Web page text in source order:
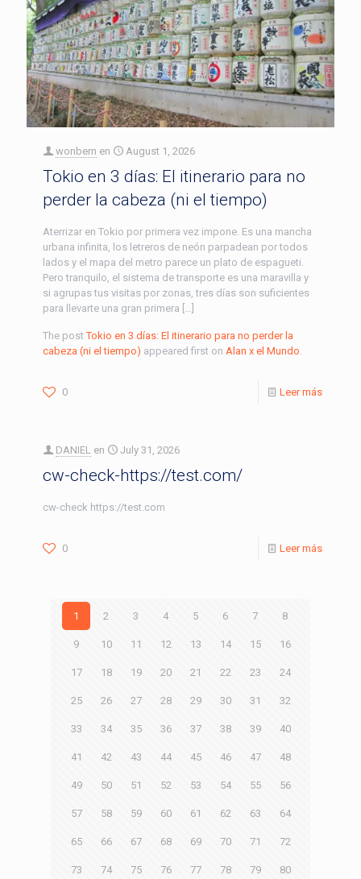
wonbern en August 1, 2026
Tokio en 3 días: El itinerario para no
perder la cabeza (ni el tiempo)
Aterrizar en Tokio por primera vez impone. Es una mancha
urbana infinita, los letreros de neón parpadean por todos
lados y el mapa del metro parece un plato de espagueti.
Pero tranquilo, el sistema de transporte es una maravilla y
si agrupas tus visitas por zonas, tres días son suficientes
para llevarte una gran primera […]
The postTokio en 3 días: El itinerario para no perder la
cabeza (ni el tiempo) appeared first on Alan x el Mundo.
0 Leer más
DANIEL en July 31, 2026
cw-check-https://test.com/
cw-check https://test.com
0 Leer más
1 2 3 4 5 6 7 8
9 10 11 12 13 14 15 16
17 18 19 20 21 22 23 24
25 26 27 28 29 30 31 32
33 34 35 36 37 38 39 40
41 42 43 44 45 46 47 48
49 50 51 52 53 54 55 56
57 58 59 60 61 62 63 64
65 66 67 68 69 70 71 72
73 74 75 76 77 78 79 80